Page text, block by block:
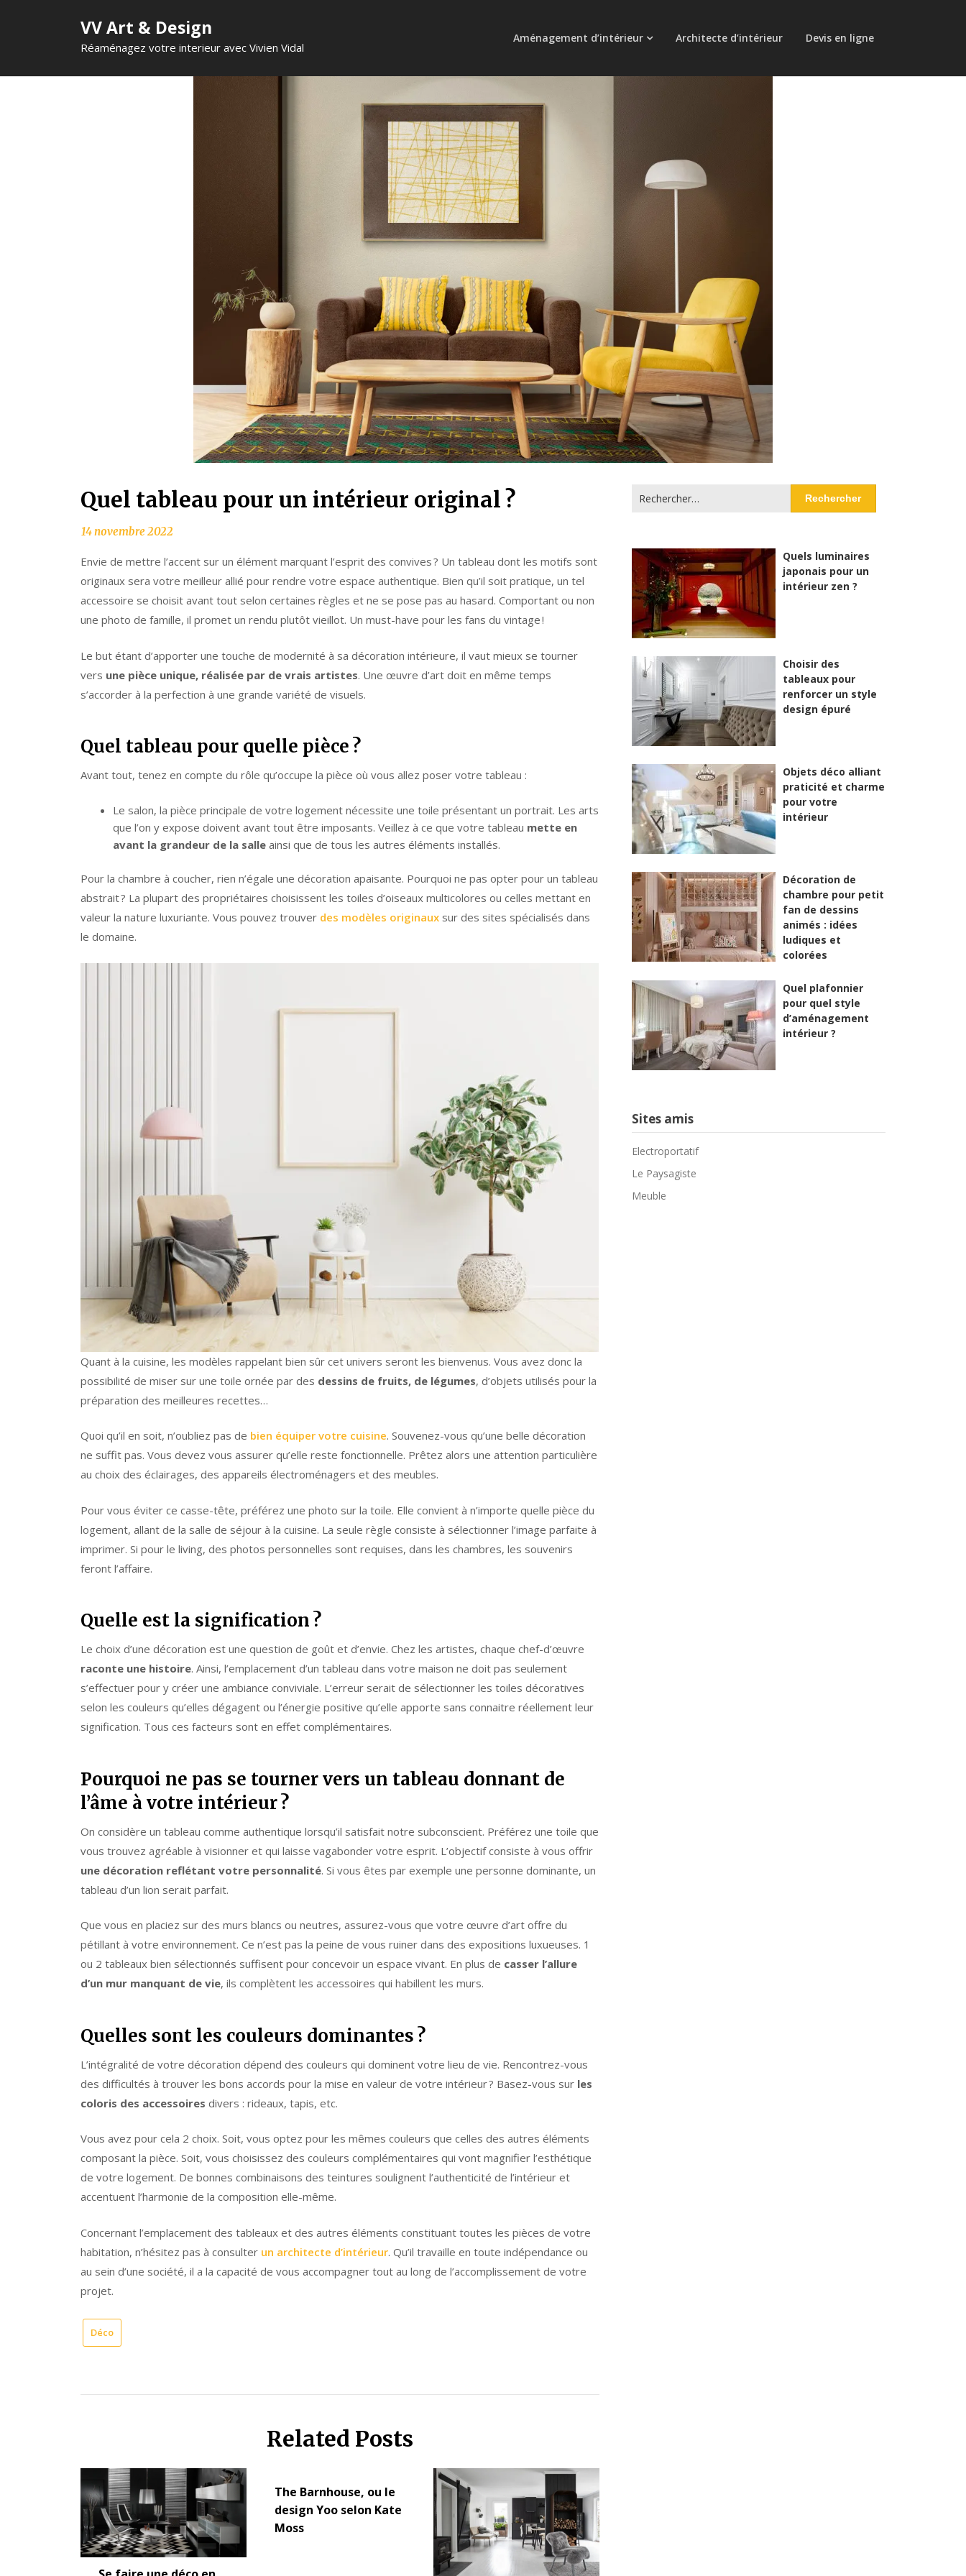
VV Art & Design
Réaménagez votre interieur avec Vivien Vidal
Aménagement d’intérieur Architecte d’intérieur Devis en ligne
Quel tableau pour un intérieur original ?
Envie de mettre l’accent sur un élément marquant l’esprit des convives ? Un tableau dont les motifs sont
originaux sera votre meilleur allié pour rendre votre espace authentique. Bien qu’il soit pratique, un tel
accessoire se choisit avant tout selon certaines règles et ne se pose pas au hasard. Comportant ou non
une photo de famille, il promet un rendu plutôt vieillot. Un must-have pour les fans du vintage !
Le but étant d’apporter une touche de modernité à sa décoration intérieure, il vaut mieux se tourner
vers une pièce unique, réalisée par de vrais artistes. Une œuvre d’art doit en même temps
s’accorder à la perfection à une grande variété de visuels.
Quel tableau pour quelle pièce ?
Avant tout, tenez en compte du rôle qu’occupe la pièce où vous allez poser votre tableau :
Le salon, la pièce principale de votre logement nécessite une toile présentant un portrait. Les arts
que l’on y expose doivent avant tout être imposants. Veillez à ce que votre tableau mette en
avant la grandeur de la salle ainsi que de tous les autres éléments installés.
Pour la chambre à coucher, rien n’égale une décoration apaisante. Pourquoi ne pas opter pour un tableau
abstrait ? La plupart des propriétaires choisissent les toiles d’oiseaux multicolores ou celles mettant en
valeur la nature luxuriante. Vous pouvez trouver des modèles originaux sur des sites spécialisés dans
le domaine.
Quant à la cuisine, les modèles rappelant bien sûr cet univers seront les bienvenus. Vous avez donc la
possibilité de miser sur une toile ornée par des dessins de fruits, de légumes, d’objets utilisés pour la
préparation des meilleures recettes…
Quoi qu’il en soit, n’oubliez pas de bien équiper votre cuisine. Souvenez-vous qu’une belle décoration
ne suffit pas. Vous devez vous assurer qu’elle reste fonctionnelle. Prêtez alors une attention particulière
au choix des éclairages, des appareils électroménagers et des meubles.
Pour vous éviter ce casse-tête, préférez une photo sur la toile. Elle convient à n’importe quelle pièce du
logement, allant de la salle de séjour à la cuisine. La seule règle consiste à sélectionner l’image parfaite à
imprimer. Si pour le living, des photos personnelles sont requises, dans les chambres, les souvenirs
feront l’affaire.
Quelle est la signification ?
Le choix d’une décoration est une question de goût et d’envie. Chez les artistes, chaque chef-d’œuvre
raconte une histoire. Ainsi, l’emplacement d’un tableau dans votre maison ne doit pas seulement
s’effectuer pour y créer une ambiance conviviale. L’erreur serait de sélectionner les toiles décoratives
selon les couleurs qu’elles dégagent ou l’énergie positive qu’elle apporte sans connaitre réellement leur
signification. Tous ces facteurs sont en effet complémentaires.
Pourquoi ne pas se tourner vers un tableau donnant de
l’âme à votre intérieur ?
On considère un tableau comme authentique lorsqu’il satisfait notre subconscient. Préférez une toile que
vous trouvez agréable à visionner et qui laisse vagabonder votre esprit. L’objectif consiste à vous offrir
une décoration reflétant votre personnalité. Si vous êtes par exemple une personne dominante, un
tableau d’un lion serait parfait.
Que vous en placiez sur des murs blancs ou neutres, assurez-vous que votre œuvre d’art offre du
pétillant à votre environnement. Ce n’est pas la peine de vous ruiner dans des expositions luxueuses. 1
ou 2 tableaux bien sélectionnés suffisent pour concevoir un espace vivant. En plus de casser l’allure
d’un mur manquant de vie, ils complètent les accessoires qui habillent les murs.
Quelles sont les couleurs dominantes ?
L’intégralité de votre décoration dépend des couleurs qui dominent votre lieu de vie. Rencontrez-vous
des difficultés à trouver les bons accords pour la mise en valeur de votre intérieur ? Basez-vous sur les
coloris des accessoires divers : rideaux, tapis, etc.
Vous avez pour cela 2 choix. Soit, vous optez pour les mêmes couleurs que celles des autres éléments
composant la pièce. Soit, vous choisissez des couleurs complémentaires qui vont magnifier l’esthétique
de votre logement. De bonnes combinaisons des teintures soulignent l’authenticité de l’intérieur et
accentuent l’harmonie de la composition elle-même.
Concernant l’emplacement des tableaux et des autres éléments constituant toutes les pièces de votre
habitation, n’hésitez pas à consulter un architecte d’intérieur. Qu’il travaille en toute indépendance ou
au sein d’une société, il a la capacité de vous accompagner tout au long de l’accomplissement de votre
projet.
Déco
Related Posts
The Barnhouse, ou le
design Yoo selon Kate
Moss
Rechercher :
Quels luminaires
japonais pour un
intérieur zen ?
Choisir des
tableaux pour
renforcer un style
design épuré
Objets déco alliant
praticité et charme
pour votre
intérieur
Décoration de
chambre pour petit
fan de dessins
animés : idées
ludiques et
colorées
Quel plafonnier
pour quel style
d’aménagement
intérieur ?
Sites amis
Electroportatif
Le Paysagiste
Meuble